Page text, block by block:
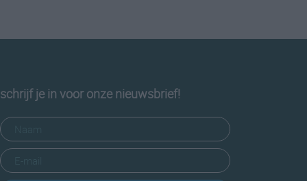
schrijf je in voor onze nieuwsbrief!